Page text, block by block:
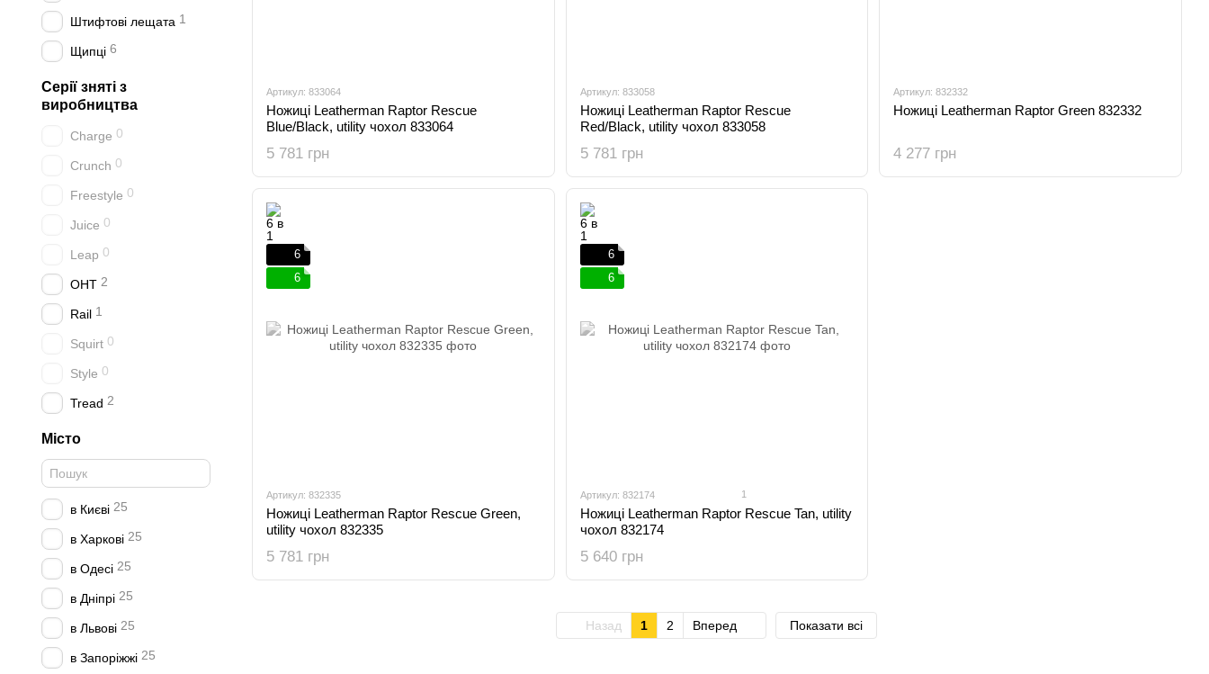
Артикул: 833064
Ножиці Leatherman Raptor Rescue
Blue/Black, utility чохол 833064
5 781 грн
Артикул: 833058
Ножиці Leatherman Raptor Rescue
Red/Black, utility чохол 833058
5 781 грн
Артикул: 832332
Ножиці Leatherman Raptor Green 832332
4 277 грн
6
6
Артикул: 832335
Ножиці Leatherman Raptor Rescue Green,
utility чохол 832335
5 781 грн
6
6
Артикул: 832174 1
Ножиці Leatherman Raptor Rescue Tan, utility
чохол 832174
5 640 грн
Назад 1 2 Вперед Показати всі
Штифтові лещата 1
Щипці 6
Серії зняті з
виробництва
Charge 0
Crunch 0
Freestyle 0
Juice 0
Leap 0
OHT 2
Rail 1
Squirt 0
Style 0
Tread 2
Місто
в Києві 25
в Харкові 25
в Одесі 25
в Дніпрі 25
в Львові 25
в Запоріжжі 25